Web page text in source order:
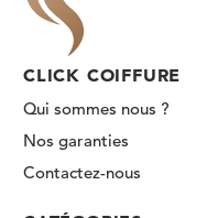
CLICK COIFFURE
Qui sommes nous ?
Nos garanties
Contactez-nous